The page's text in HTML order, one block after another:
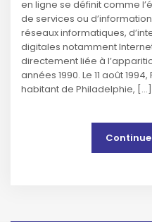
en ligne se définit comme
de services ou
réseaux informatiques,
digitales notamment
directement liée à
années 1990. Le 11 août
habitant de Philadelphie, […]